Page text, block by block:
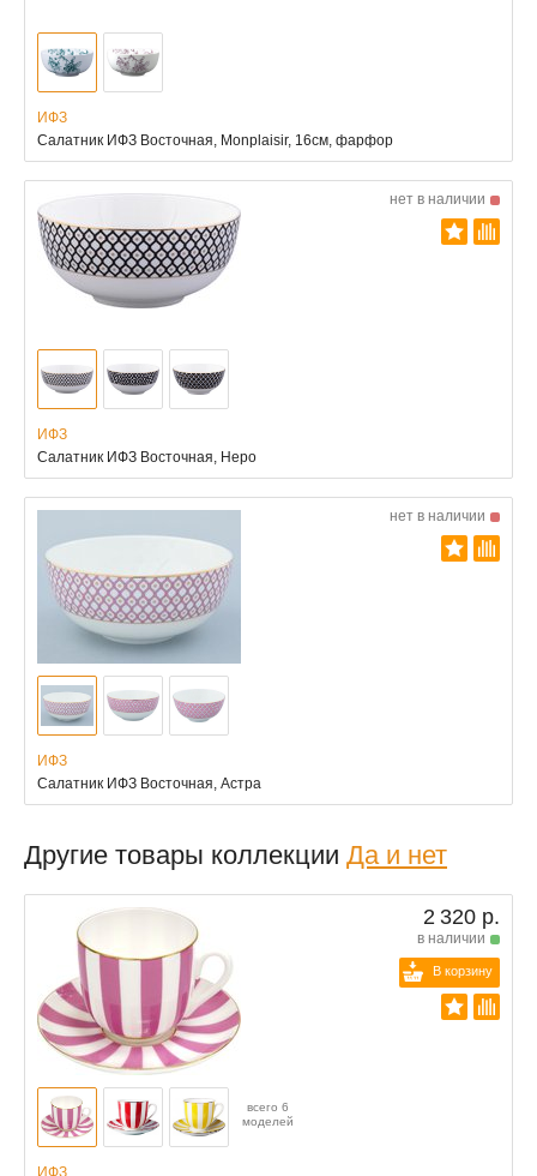
ИФЗ
Салатник ИФЗ Восточная, Monplaisir, 16см, фарфор
нет в наличии
ИФЗ
Салатник ИФЗ Восточная, Неро
нет в наличии
ИФЗ
Салатник ИФЗ Восточная, Астра
Другие товары коллекции Да и нет
2 320 р.
в наличии
В корзину
всего 6
моделей
ИФЗ